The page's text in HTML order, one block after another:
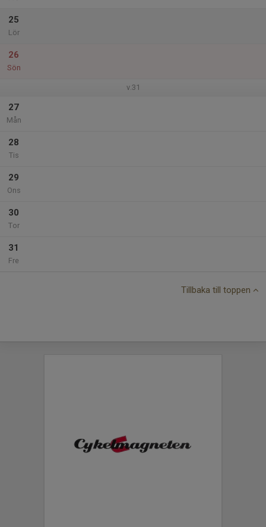
25
Lör
26
Sön
v.31
27
Mån
28
Tis
29
Ons
30
Tor
31
Fre
Tillbaka till toppen